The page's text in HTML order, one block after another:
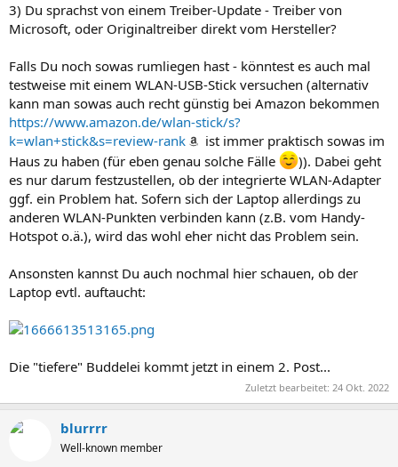
3) Du sprachst von einem Treiber-Update - Treiber von
Microsoft, oder Originaltreiber direkt vom Hersteller?
Falls Du noch sowas rumliegen hast - könntest es auch mal
testweise mit einem WLAN-USB-Stick versuchen (alternativ
kann man sowas auch recht günstig bei Amazon bekommen
https://www.amazon.de/wlan-stick/s?
k=wlan+stick&s=review-rank
ist immer praktisch sowas im
Haus zu haben (für eben genau solche Fälle
)). Dabei geht
es nur darum festzustellen, ob der integrierte WLAN-Adapter
ggf. ein Problem hat. Sofern sich der Laptop allerdings zu
anderen WLAN-Punkten verbinden kann (z.B. vom Handy-
Hotspot o.ä.), wird das wohl eher nicht das Problem sein.
Ansonsten kannst Du auch nochmal hier schauen, ob der
Laptop evtl. auftaucht:
Die "tiefere" Buddelei kommt jetzt in einem 2. Post...
Zuletzt bearbeitet: 24 Okt. 2022
blurrrr
Well-known member